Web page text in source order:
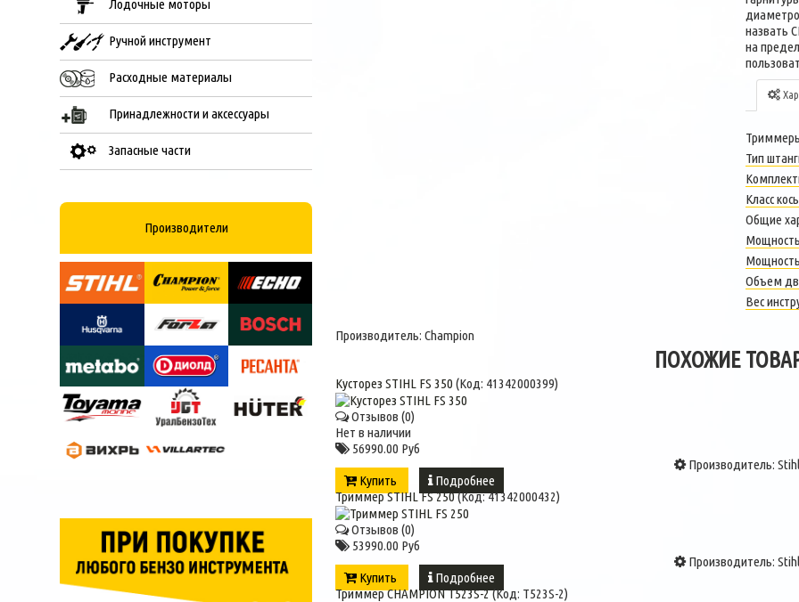
Лодочные моторы
Ручной инструмент
Расходные материалы
Принадлежности и аксессуары
Запасные части
Производители
назвать
на
Тип
Класс
Общие
Объем
Вес
Производитель:Champion
ПОХОЖИЕ
Кусторез STIHL FS 350(Код: 41342000399)
Отзывов (0)
Нет в наличии
56990.00 Руб
Производитель: Stihl
Купить
Подробнее
Триммер STIHL FS 250(Код:41342000432)
Отзывов (0)
53990.00 Руб
Производитель: Stihl
Купить
Подробнее
Триммер CHAMPION T523S-2(Код: T523S-2)